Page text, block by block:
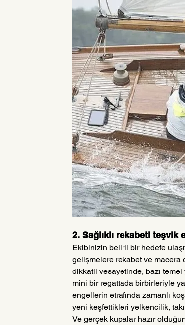
2. Sağlıklı rekabeti teşvik
Ekibinizin belirli bir hedefe
gelişmelere rekabet ve macera
dikkatli vesayetinde, bazı temel
mini bir regattada birbirleriyle
engellerin etrafında zamanlı
yeni keşfettikleri yelkencilik,
Ve gerçek kupalar hazır